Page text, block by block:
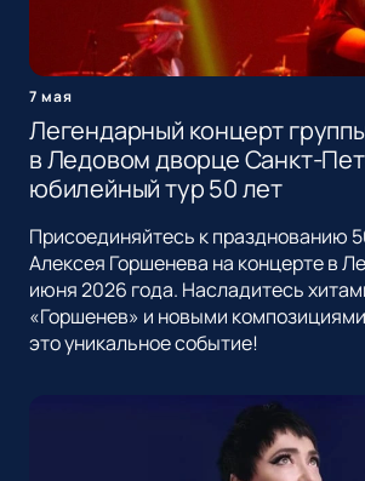
7 мая
Легендарный концерт
в Ледовом дворце Санкт-
юбилейный тур 50 лет
Присоединяйтесь к празднованию
Алексея Горшенева на концерте в
июня 2026 года. Насладитесь
«Горшенев» и новыми
это уникальное событие!